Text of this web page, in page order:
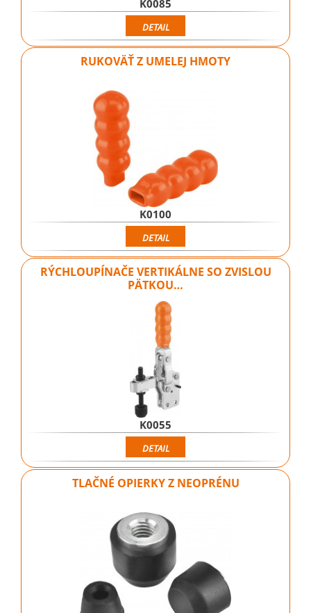
K0085
DETAIL
RUKOVÄŤ Z UMELEJ HMOTY
K0100
DETAIL
RÝCHLOUPÍNAČE VERTIKÁLNE SO ZVISLOU
PÄTKOU…
K0055
DETAIL
TLAČNÉ OPIERKY Z NEOPRÉNU